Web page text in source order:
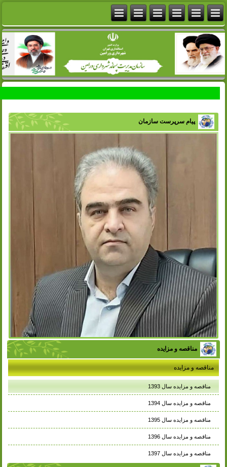
پیام سرپرست سازمان
مناقصه و مزایده
مناقصه و مزایده
مناقصه و مزایده سال 1393
مناقصه و مزایده سال 1394
مناقصه و مزایده سال 1395
مناقصه و مزایده سال 1396
مناقصه و مزایده سال 1397